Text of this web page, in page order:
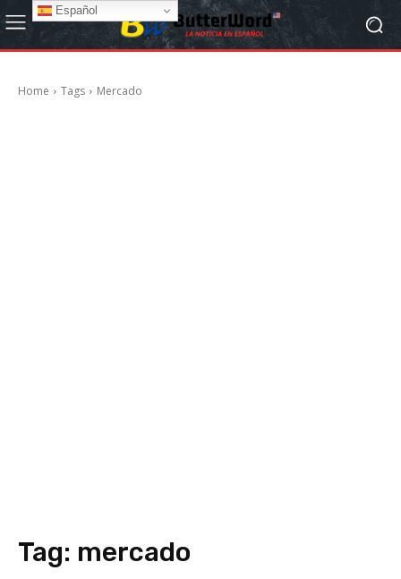
Home Tags Mercado
Tag: mercado
Español